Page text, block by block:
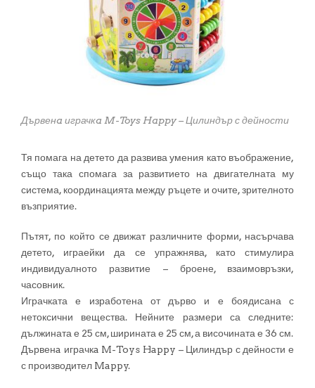
Дървенa играчкa M-Toys Happy – Цилиндър с дейности
Тя помага на детето да развива умения като въображение,
също така спомага за развитието на двигателната му
система, координацията между ръцете и очите, зрителното
възприятие.
Пътят, по който се движат различните форми, насърчава
детето, играейки да се упражнява, като стимулира
индивидуалното развитие – броене, взаимовръзки,
часовник.
Играчката е изработена от дърво и е боядисана с
нетоксични вещества. Нейните размери са следните:
дължината е 25 см, ширината е 25 см, а височината е 36 см.
Дървенa играчкa M-Toys Happy – Цилиндър с дейности е
с производител Mappy.